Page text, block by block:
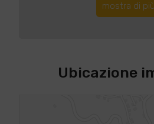
mostra di più
Ubicazione